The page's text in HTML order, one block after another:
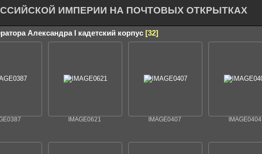
ИМПЕРИИ НА ПОЧТОВЫХ ОТКРЫТКАХ
Александра I кадетский корпус 32
IMAGE0621 IMAGE0407 IMAGE0404